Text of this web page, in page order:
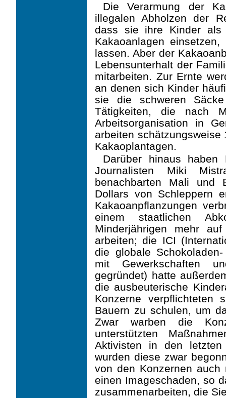
Die Verarmung der
illegalen Abholzen der
dass sie ihre Kinder als
Kakaoanlagen
lassen. Aber der
Lebensunterhalt der
mitarbeiten. Zur Ernte
an denen sich Kinder
sie die schweren
Tätigkeiten, die nach
Arbeitsorganisation in
arbeiten
Kakaoplantagen.
Darüber hinaus haben
Journalisten Miki
benachbarten Mali und
Dollars von Schleppern
Kakaoanpflanzungen
einem staatlichen
Minderjährigen mehr
arbeiten; die ICI
die globale
mit Gewerkschaften
gegründet) hatte
die ausbeuterische
Konzerne
Bauern zu schulen, um
Zwar warben die
unterstützten
Aktivisten in den
wurden diese zwar
von den Konzernen auch
einen Imageschaden, so
zusammenarbeiten, die